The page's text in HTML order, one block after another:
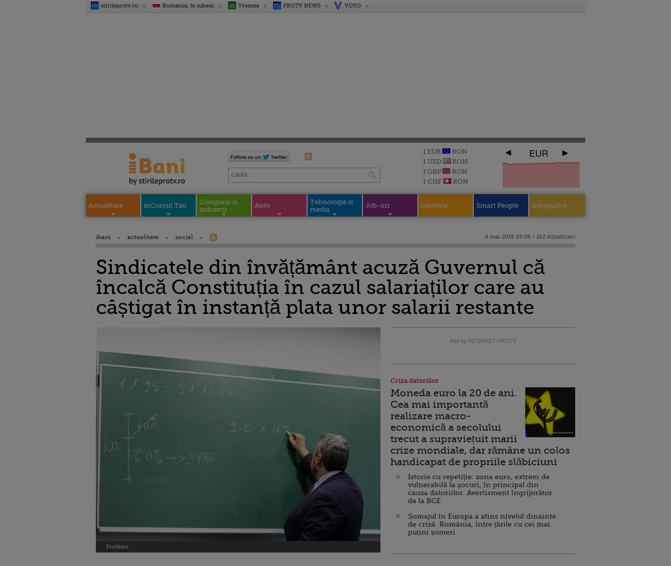
stirileprotv.ro Romania, te iubesc Vremea PROTV NEWS VOYO
1 EUR
RON
1 USD
RON
1 GBP
RON
1 CHF
RON
EUR
Actualitate inContul Tau
Companii si
industrii
Auto
Tehnologie si
media
Job-uri Lifestyle Smart People Infografice
ibani actualitate social 4 mai 2018 09:59 / 162 vizualizari
Sindicatele din învățământ acuză Guvernul că
încalcă Constituția în cazul salariaților care au
câștigat în instanță plata unor salarii restante
Profesor
Ads by INTERNET PROTV
Criza datoriilor
Moneda euro la 20 de ani.
Cea mai importantă
realizare macro-
economică a secolului
trecut a supraviețuit marii
crize mondiale, dar rămâne un colos
handicapat de propriile slăbiciuni
Istorie cu repetiție: zona euro, extrem de
vulnerabilă la șocuri, în principal din
cauza datoriilor. Avertisment îngrijorător
de la BCE
Șomajul în Europa a atins nivelul dinainte
de criză. România, între țările cu cei mai
puțini șomeri